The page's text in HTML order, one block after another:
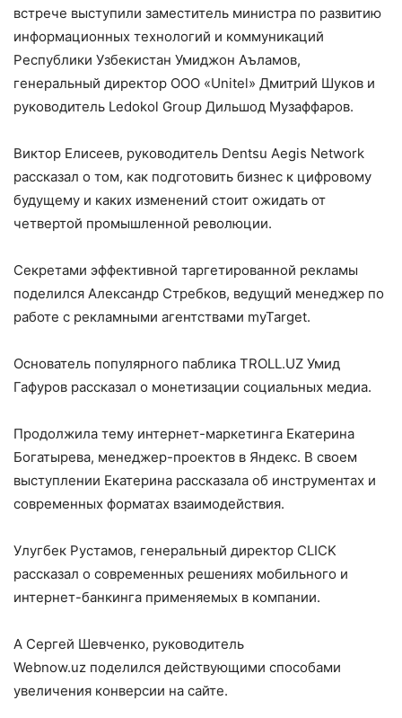
встрече выступили заместитель министра по развитию
информационных технологий и коммуникаций
Республики Узбекистан Умиджон Аъламов,
генеральный директор ООО «Unitel» Дмитрий Шуков и
руководитель Ledokol Group Дильшод Музаффаров.
Виктор Елисеев, руководитель Dentsu Aegis Network
рассказал о том, как подготовить бизнес к цифровому
будущему и каких изменений стоит ожидать от
четвертой промышленной революции.
Секретами эффективной таргетированной рекламы
поделился Александр Стребков, ведущий менеджер по
работе с рекламными агентствами myTarget.
Основатель популярного паблика TROLL.UZ Умид
Гафуров рассказал о монетизации социальных медиа.
Продолжила тему интернет-маркетинга Екатерина
Богатырева, менеджер-проектов в Яндекс. В своем
выступлении Екатерина рассказала об инструментах и
современных форматах взаимодействия.
Улугбек Рустамов, генеральный директор CLICK
рассказал о современных решениях мобильного и
интернет-банкинга применяемых в компании.
А Сергей Шевченко, руководитель
Webnow.uz поделился действующими способами
увеличения конверсии на сайте.